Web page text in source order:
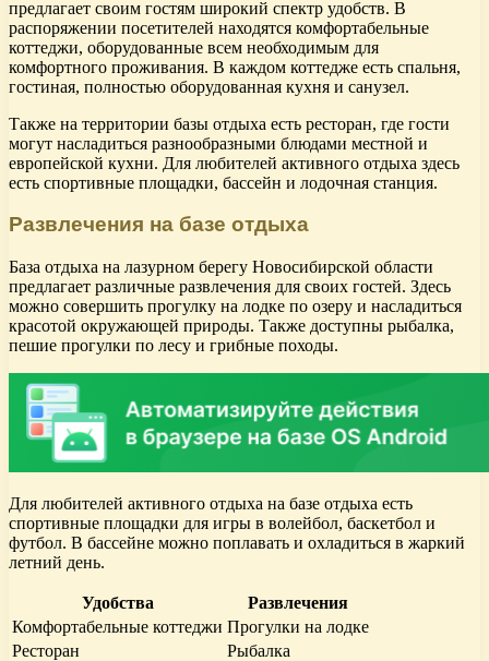
предлагает своим гостям широкий спектр удобств. В
распоряжении посетителей находятся комфортабельные
коттеджи, оборудованные всем необходимым для
комфортного проживания. В каждом коттедже есть спальня,
гостиная, полностью оборудованная кухня и санузел.
Также на территории базы отдыха есть ресторан, где гости
могут насладиться разнообразными блюдами местной и
европейской кухни. Для любителей активного отдыха здесь
есть спортивные площадки, бассейн и лодочная станция.
Развлечения на базе отдыха
База отдыха на лазурном берегу Новосибирской области
предлагает различные развлечения для своих гостей. Здесь
можно совершить прогулку на лодке по озеру и насладиться
красотой окружающей природы. Также доступны рыбалка,
пешие прогулки по лесу и грибные походы.
Для любителей активного отдыха на базе отдыха есть
спортивные площадки для игры в волейбол, баскетбол и
футбол. В бассейне можно поплавать и охладиться в жаркий
летний день.
Удобства
Развлечения
Комфортабельные коттеджи Прогулки на лодке
Ресторан
Рыбалка